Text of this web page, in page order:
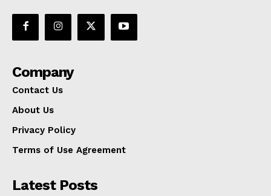
Company
Contact Us
About Us
Privacy Policy
Terms of Use Agreement
Latest Posts